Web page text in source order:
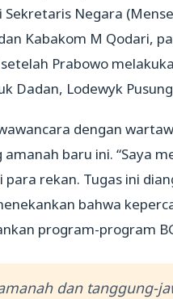
Negara
Kabakom M Qodari,
Prabowo
Dadan, Lodewyk
dengan
baru ini. “Saya
para rekan. Tugas ini
bahwa
program-program
dan tanggung-